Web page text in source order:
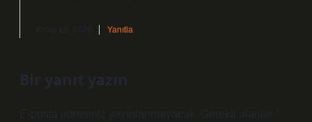
Ocak 18, 2026 Yanıtla
Bir yanıt yazın
E-posta adresiniz yayınlanmayacak. Gerekli alanlar *